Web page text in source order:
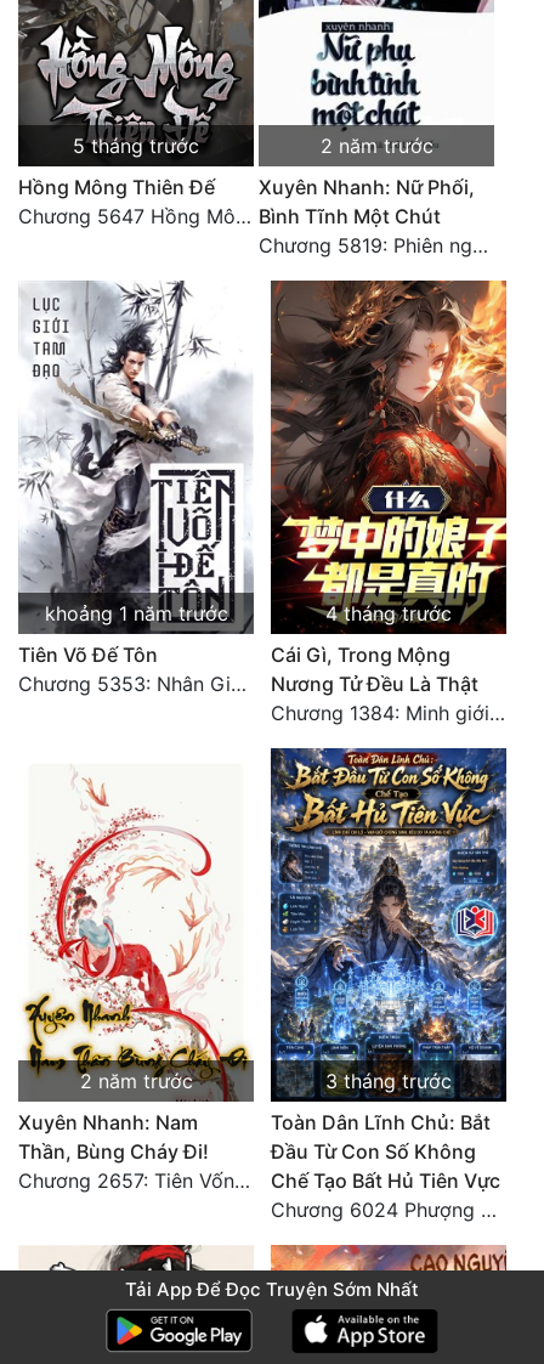
5 tháng trước
Hồng Mông Thiên Đế
Chương 5647 Hồng Mông Thiên Đế (HẾT)
2 năm trước
Xuyên Nhanh: Nữ Phối,
Bình Tĩnh Một Chút
Chương 5819: Phiên ngoại: Trở lại STARS [HẾT]
khoảng 1 năm trước
Tiên Võ Đế Tôn
Chương 5353: Nhân Gian Đạo (Đại kết cục) (2)
4 tháng trước
Cái Gì, Trong Mộng
Nương Tử Đều Là Thật
Chương 1384: Minh giới cực độc
2 năm trước
Xuyên Nhanh: Nam
Thần, Bùng Cháy Đi!
Chương 2657: Tiên Vốn Vô Lương (15). HẾT.
3 tháng trước
Toàn Dân Lĩnh Chủ: Bắt
Đầu Từ Con Số Không
Chế Tạo Bất Hủ Tiên Vực
Chương 6024 Phượng Tổ giúp ta! Mở lại luân hồi!
Tải App Để Đọc Truyện Sớm Nhất